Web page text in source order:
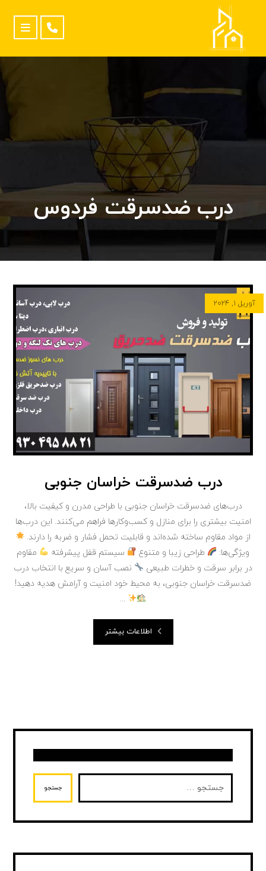
درب ضدسرقت فردوس
درب ضدسرقت خراسان جنوبی
آوریل ۱, ۲۰۲۴
درب‌های ضدسرقت خراسان جنوبی با طراحی مدرن و کیفیت بالا،
امنیت بیشتری را برای منازل و کسب‌وکارها فراهم می‌کنند. این درب‌ها
از مواد مقاوم ساخته شده‌اند و قابلیت تحمل فشار و ضربه را دارند.
ویژگی‌ها:
طراحی زیبا و متنوع سیستم قفل پیشرفته
مقاوم
در برابر سرقت و خطرات طبیعی
نصب آسان و سریع با انتخاب درب
ضدسرقت خراسان جنوبی، به محیط خود امنیت و آرامش هدیه دهید!
...
اطلاعات بیشتر
جستجو